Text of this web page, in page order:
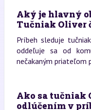
Aký je hlavný
Tučniak Oliver
Príbeh sleduje
oddeľuje sa od
nečakaným priateľom
Ako sa tučniak
odlúčením v